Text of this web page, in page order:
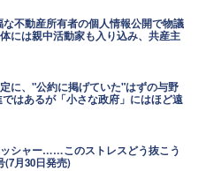
不動産所有者の個人情報公開で物議
には親中活動家も入り込み、共産主
に、"公約に掲げていた"はずの与野
はあるが「小さな政府」にはほど遠
シャー……このストレスどう抜こう
(7月30日発売)